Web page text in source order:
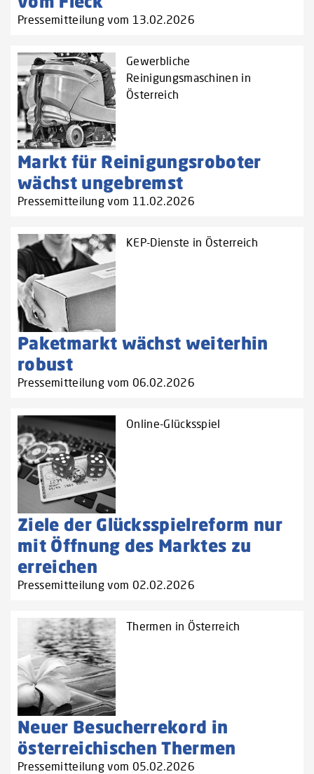
Pressemitteilung vom 13.02.2026
Gewerbliche
Reinigungsmaschinen in
Österreich
Markt für Reinigungsroboter
wächst ungebremst
Pressemitteilung vom 11.02.2026
KEP-Dienste in Österreich
Paketmarkt wächst weiterhin
robust
Pressemitteilung vom 06.02.2026
Online-Glücksspiel
Ziele der Glücksspielreform nur
mit Öffnung des Marktes zu
erreichen
Pressemitteilung vom 02.02.2026
Thermen in Österreich
Neuer Besucherrekord in
österreichischen Thermen
Pressemitteilung vom 05.02.2026